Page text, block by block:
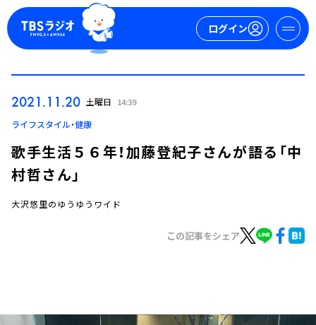
ログイン
ログイン
2021.11.20 土曜日 14:39
ライフスタイル・健康
歌手生活５６年！加藤登紀子さんが語る「中
村哲さん」
大沢悠里のゆうゆうワイド
この記事をシェア